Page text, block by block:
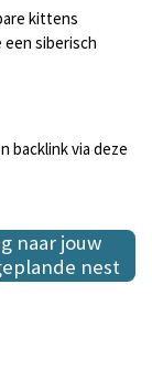
kittens
een siberisch
backlink via deze
naar jouw
nest